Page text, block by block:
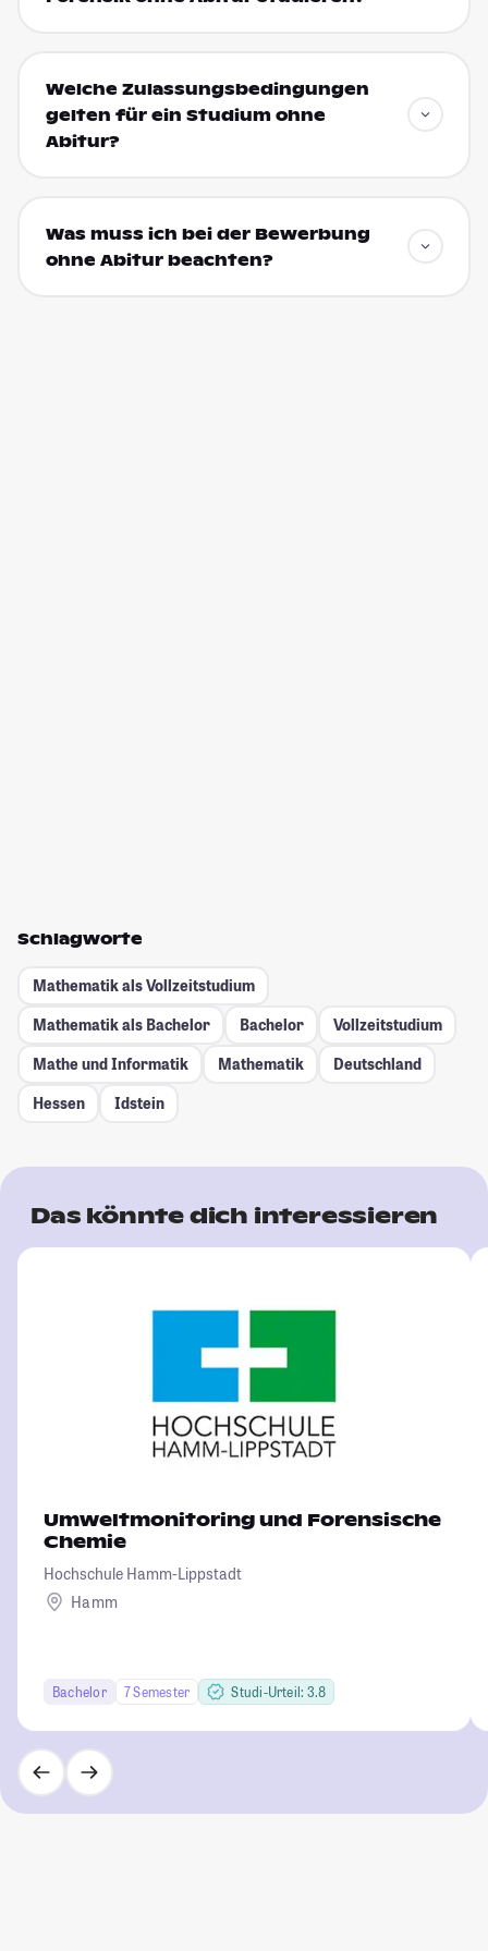
Welche Zulassungsbedingungen
gelten für ein Studium ohne
Abitur?
Was muss ich bei der Bewerbung
ohne Abitur beachten?
Schlagworte
Mathematik als Vollzeitstudium
Mathematik als Bachelor
Bachelor
Vollzeitstudium
Mathe und Informatik
Mathematik
Deutschland
Hessen
Idstein
Das könnte dich interessieren
Umweltmonitoring und Forensische
Chemie
Hochschule Hamm-Lippstadt
Hamm
Bachelor 7 Semester Studi-Urteil: 3.8